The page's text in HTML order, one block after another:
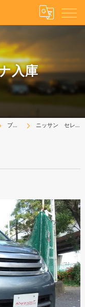
入庫
ブログ ニッサン セレナ入庫